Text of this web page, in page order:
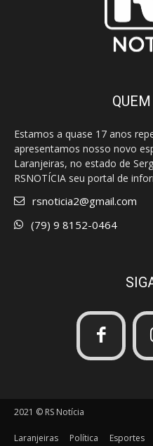
Estamos a quase 17 anos
apresentamos nosso novo
Laranjeiras, no estado de
RSNOTÍCIA seu portal de
rsnoticia2@gmail.com
(79) 9 8152-0464
2021 © RS Notícia
Laranjeiras Política Esportes